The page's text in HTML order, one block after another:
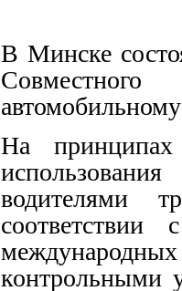
В Минске
На принципах
водителями
соответствии
контрольными